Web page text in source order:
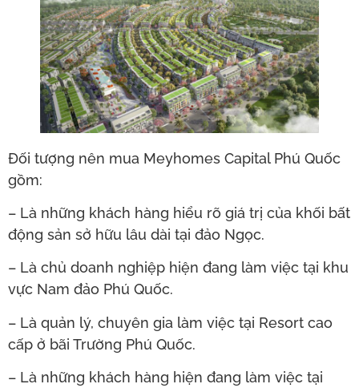
Đối tượng nên mua Meyhomes Capital Phú Quốc
gồm:
– Là những khách hàng hiểu rõ giá trị của khối bất
động sản sở hữu lâu dài tại đảo Ngọc.
– Là chủ doanh nghiệp hiện đang làm việc tại khu
vực Nam đảo Phú Quốc.
– Là quản lý, chuyên gia làm việc tại Resort cao
cấp ở bãi Trường Phú Quốc.
– Là những khách hàng hiện đang làm việc tại